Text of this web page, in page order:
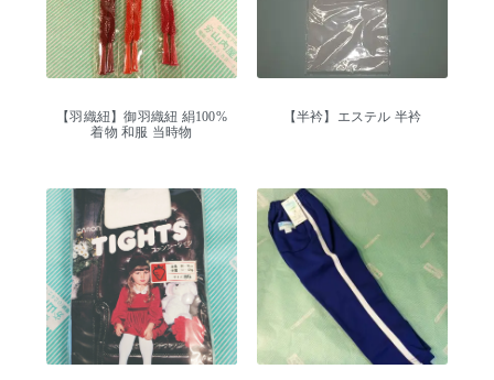
【羽織紐】御羽織紐 絹100%
着物 和服 当時物
【半衿】エステル 半衿